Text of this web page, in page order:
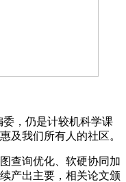
，仍是计较机科学课
及我们所有人的社区。
询优化、软硬协同加
产出主要，相关论文颁